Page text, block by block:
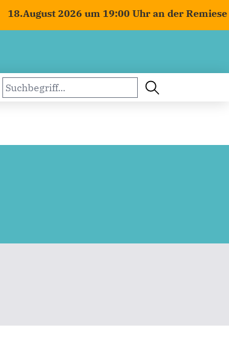
um 19:00 Uhr an der Remiese in Böen -